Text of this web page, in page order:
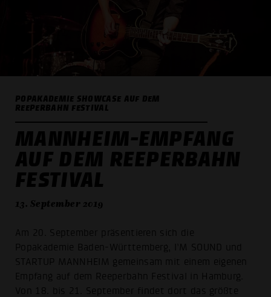
POPAKADEMIE SHOWCASE AUF DEM
REEPERBAHN FESTIVAL
MANNHEIM-EMPFANG
AUF DEM REEPERBAHN
FESTIVAL
13. September 2019
Am 20. September präsentieren sich die
Popakademie Baden-Württemberg, I’M SOUND und
STARTUP MANNHEIM gemeinsam mit einem eigenen
Empfang auf dem Reeperbahn Festival in Hamburg.
Von 18. bis 21. September findet dort das größte